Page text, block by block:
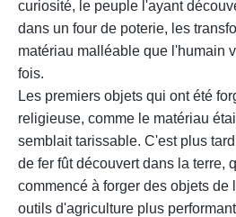
curiosité, le peuple l'ayant
dans un four de poterie, les
matériau malléable que l'humain
fois.
Les premiers objets qui ont été
religieuse, comme le matériau
semblait tarissable. C'est plus
de fer fût découvert dans la terre,
commencé à forger des objets de
outils d'agriculture plus